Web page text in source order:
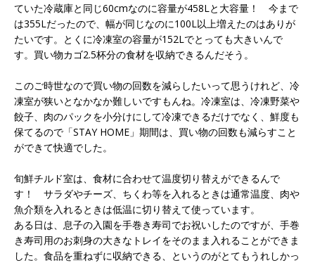
ていた冷蔵庫と同じ60cmなのに容量が458Lと大容量！ 今まで
は355Lだったので、幅が同じなのに100L以上増えたのはありが
たいです。とくに冷凍室の容量が152Lでとっても大きいんで
す。買い物カゴ2.5杯分の食材を収納できるんだそう。
このご時世なので買い物の回数を減らしたいって思うけれど、冷
凍室が狭いとなかなか難しいですもんね。冷凍室は、冷凍野菜や
餃子、肉のパックを小分けにして冷凍できるだけでなく、鮮度も
保てるので「STAY HOME」期間は、買い物の回数も減らすこと
ができて快適でした。
旬鮮チルド室は、食材に合わせて温度切り替えができるんで
す！ サラダやチーズ、ちくわ等を入れるときは通常温度、肉や
魚介類を入れるときは低温に切り替えて使っています。
ある日は、息子の入園を手巻き寿司でお祝いしたのですが、手巻
き寿司用のお刺身の大きなトレイをそのまま入れることができま
した。食品を重ねずに収納できる、というのがとてもうれしかっ